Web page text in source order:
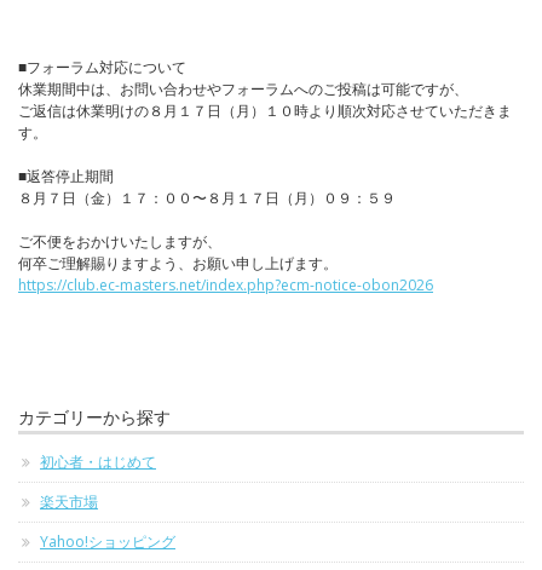
■フォーラム対応について
休業期間中は、お問い合わせやフォーラムへのご投稿は可能ですが、
ご返信は休業明けの８月１７日（月）１０時より順次対応させていただきま
す。
■返答停止期間
８月７日（金）１７：００〜８月１７日（月）０９：５９
ご不便をおかけいたしますが、
何卒ご理解賜りますよう、お願い申し上げます。
https://club.ec-masters.net/index.php?ecm-notice-obon2026
カテゴリーから探す
初心者・はじめて
楽天市場
Yahoo!ショッピング